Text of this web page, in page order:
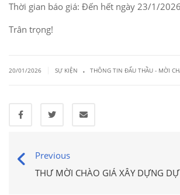
Thời gian báo giá: Đến hết ngày 23/1/
Trân trọng!
20/01/2026 SỰ KIỆN . THÔNG TIN ĐẤU THẦU - MỜI
Previous
THƯ MỜI CHÀO GIÁ XÂY DỰNG